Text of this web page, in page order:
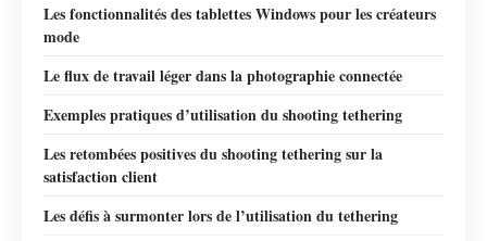
Les fonctionnalités des tablettes Windows pour les créateurs
mode
Le flux de travail léger dans la photographie connectée
Exemples pratiques d’utilisation du shooting tethering
Les retombées positives du shooting tethering sur la
satisfaction client
Les défis à surmonter lors de l’utilisation du tethering